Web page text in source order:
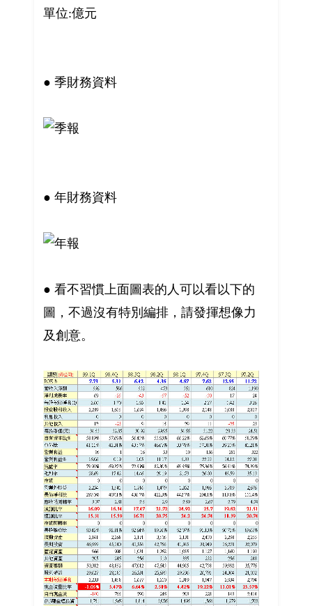
單位:億元
● 季財務資料
● 年財務資料
● 看不習慣上面圖表的人可以看以下的
圖，不過沒有特別編排，請發揮想像力
及創意。